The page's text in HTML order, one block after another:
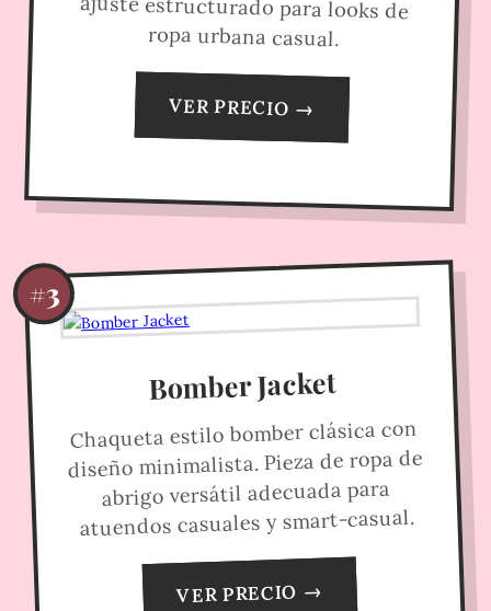
ropa urbana casual.
VER PRECIO →
#3
Bomber Jacket
Chaqueta estilo bomber clásica con
diseño minimalista. Pieza de ropa de
abrigo versátil adecuada para
atuendos casuales y smart-casual.
VER PRECIO →